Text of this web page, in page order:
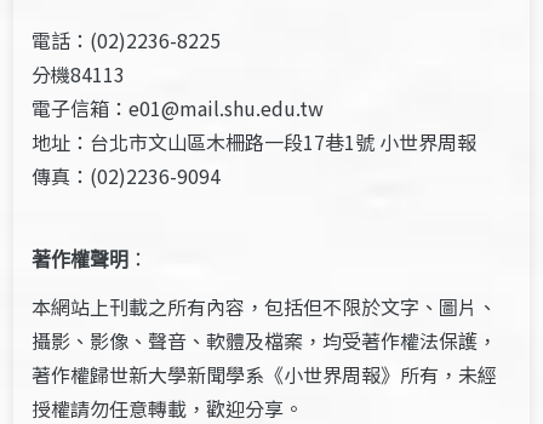
電話：(02)2236-8225
分機84113
電子信箱：e01@mail.shu.edu.tw
地址：台北市文山區木柵路一段17巷1號 小世界周報
傳真：(02)2236-9094
著作權聲明 ：
本網站上刊載之所有內容，包括但不限於文字、圖片、
攝影、影像、聲音、軟體及檔案，均受著作權法保護，
著作權歸世新大學新聞學系《小世界周報》所有，未經
授權請勿任意轉載，歡迎分享。